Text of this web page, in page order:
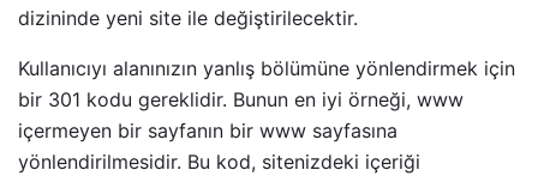
dizininde yeni site ile değiştirilecektir.
Kullanıcıyı alanınızın yanlış bölümüne yönlendirmek için
bir 301 kodu gereklidir. Bunun en iyi örneği, www
içermeyen bir sayfanın bir www sayfasına
yönlendirilmesidir. Bu kod, sitenizdeki içeriği